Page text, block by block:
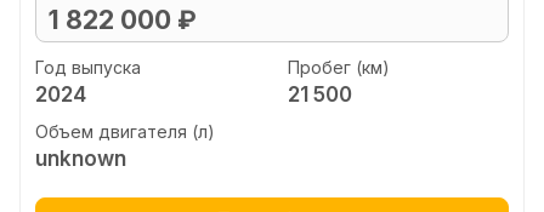
1 822 000 ₽
Год выпуска
2024
Пробег (км)
21 500
Объем двигателя (л)
unknown